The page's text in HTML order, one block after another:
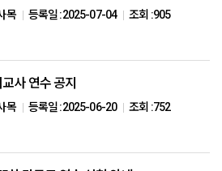
목 등록일 :2025-07-04 조회 :905
사 연수 공지
목 등록일 :2025-06-20 조회 :752